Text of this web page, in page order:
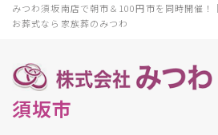
みつわ須坂南店で朝市＆100円市を同時開催！
お葬式なら家族葬のみつわ
須坂市